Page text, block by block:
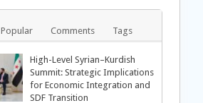
Popular Comments Tags
High-Level Syrian–Kurdish
Summit: Strategic Implications
for Economic Integration and
SDF Transition